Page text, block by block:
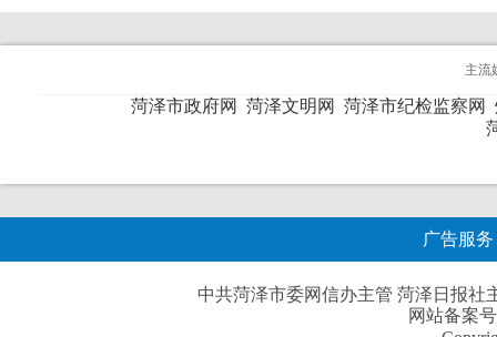
主流
菏泽市政府网 菏泽文明网 菏泽市纪检监察网
广告服务
中共菏泽市委网信办主管 菏泽日报社
网站备案